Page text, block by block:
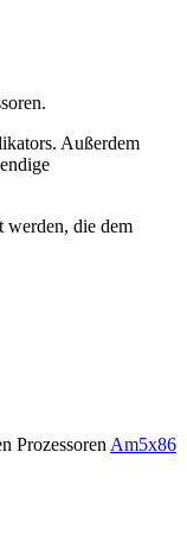
Außerdem
werden, die dem
Prozessoren Am5x86